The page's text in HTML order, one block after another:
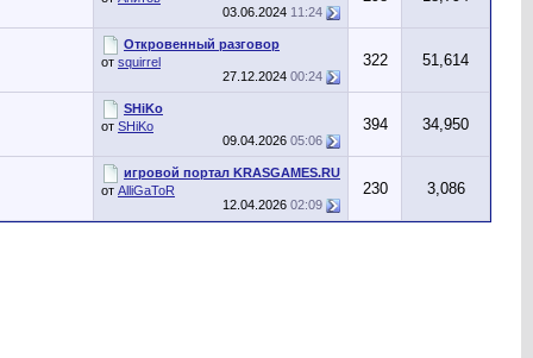
03.06.2024 11:24
Откровенный разговор
от squirrel
27.12.2024 00:24
322 51,614
SHiKo
от SHiKo
09.04.2026 05:06
394 34,950
игровой портал KRASGAMES.RU
от AlliGaToR
12.04.2026 02:09
230 3,086